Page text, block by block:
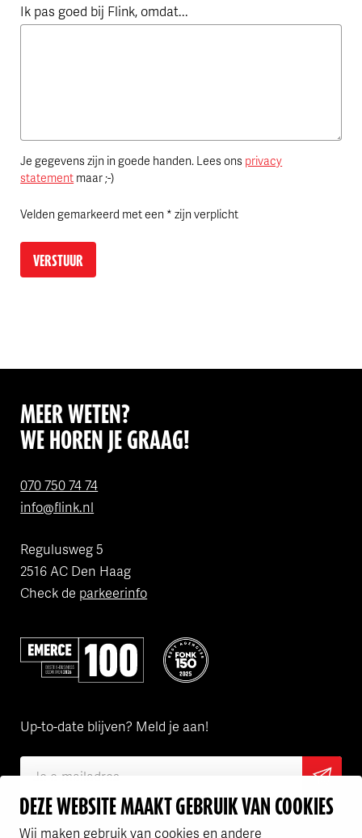
DEZE WEBSITE MAAKT GEBRUIK VAN COOKIES
Wij maken gebruik van cookies en andere
Ik pas goed bij Flink, omdat...
Je gegevens zijn in goede handen. Lees ons privacy
statement maar ;-)
Velden gemarkeerd met een * zijn verplicht
MEER WETEN?
WE HOREN JE GRAAG!
070 750 74 74
info@flink.nl
Regulusweg 5
2516 AC Den Haag
Check de parkeerinfo
Up-to-date blijven? Meld je aan!
Ik ga akkoord met het privacy statement
Volgens Emerce een van de beste bedrijven in e-
Flink is een van de FONK150